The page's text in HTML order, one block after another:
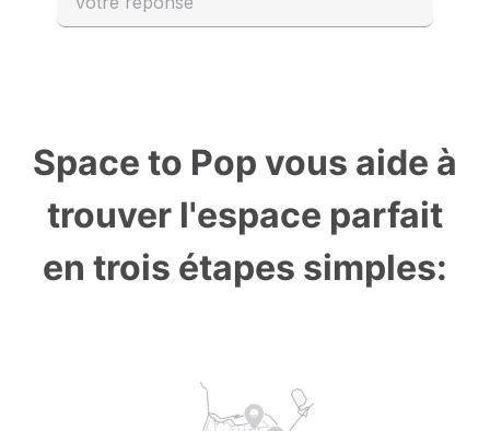
Space to Pop vous aide à
trouver l'espace parfait
en trois étapes simples: